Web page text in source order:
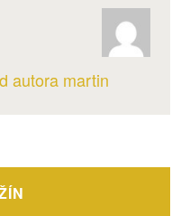
autora martin